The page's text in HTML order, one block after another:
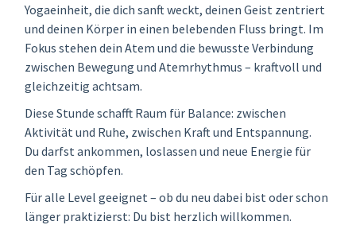
Yogaeinheit, die dich sanft weckt, deinen Geist zentriert
und deinen Körper in einen belebenden Fluss bringt. Im
Fokus stehen dein Atem und die bewusste Verbindung
zwischen Bewegung und Atemrhythmus – kraftvoll und
gleichzeitig achtsam.
Diese Stunde schafft Raum für Balance: zwischen
Aktivität und Ruhe, zwischen Kraft und Entspannung.
Du darfst ankommen, loslassen und neue Energie für
den Tag schöpfen.
Für alle Level geeignet – ob du neu dabei bist oder schon
länger praktizierst: Du bist herzlich willkommen.